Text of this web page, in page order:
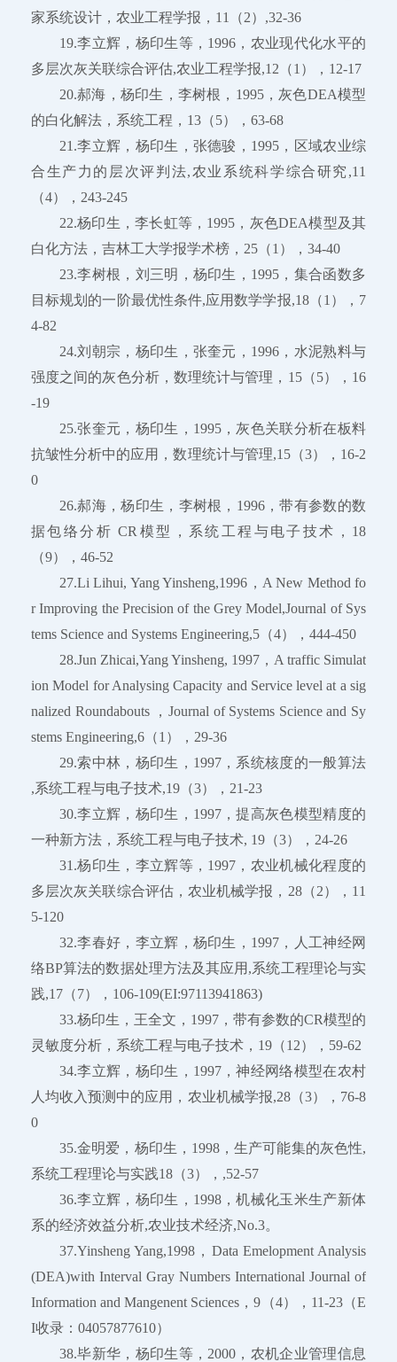
家系统设计，农业工程学报，11（2）,32-36
19.李立辉，杨印生等，1996，农业现代化水平的
多层次灰关联综合评估,农业工程学报,12（1），12-17
20.郝海，杨印生，李树根，1995，灰色DEA模型
的白化解法，系统工程，13（5），63-68
21.李立辉，杨印生，张德骏，1995，区域农业综
合生产力的层次评判法,农业系统科学综合研究,11
（4），243-245
22.杨印生，李长虹等，1995，灰色DEA模型及其
白化方法，吉林工大学报学术榜，25（1），34-40
23.李树根，刘三明，杨印生，1995，集合函数多
目标规划的一阶最优性条件,应用数学学报,18（1），7
4-82
24.刘朝宗，杨印生，张奎元，1996，水泥熟料与
强度之间的灰色分析，数理统计与管理，15（5），16
-19
25.张奎元，杨印生，1995，灰色关联分析在板料
抗皱性分析中的应用，数理统计与管理,15（3），16-2
0
26.郝海，杨印生，李树根，1996，带有参数的数
据包络分析 CR模型，系统工程与电子技术，18
（9），46-52
27.Li Lihui, Yang Yinsheng,1996，A New Method fo
r Improving the Precision of the Grey Model,Journal of Sys
tems Science and Systems Engineering,5（4），444-450
28.Jun Zhicai,Yang Yinsheng, 1997，A traffic Simulat
ion Model for Analysing Capacity and Service level at a sig
nalized Roundabouts ，Journal of Systems Science and Sy
stems Engineering,6（1），29-36
29.索中林，杨印生，1997，系统核度的一般算法
,系统工程与电子技术,19（3），21-23
30.李立辉，杨印生，1997，提高灰色模型精度的
一种新方法，系统工程与电子技术, 19（3），24-26
31.杨印生，李立辉等，1997，农业机械化程度的
多层次灰关联综合评估，农业机械学报，28（2），11
5-120
32.李春好，李立辉，杨印生，1997，人工神经网
络BP算法的数据处理方法及其应用,系统工程理论与实
践,17（7），106-109(EI:97113941863)
33.杨印生，王全文，1997，带有参数的CR模型的
灵敏度分析，系统工程与电子技术，19（12），59-62
34.李立辉，杨印生，1997，神经网络模型在农村
人均收入预测中的应用，农业机械学报,28（3），76-8
0
35.金明爱，杨印生，1998，生产可能集的灰色性,
系统工程理论与实践18（3），,52-57
36.李立辉，杨印生，1998，机械化玉米生产新体
系的经济效益分析,农业技术经济,No.3。
37.Yinsheng Yang,1998，Data Emelopment Analysis
(DEA)with Interval Gray Numbers International Journal of
Information and Mangenent Sciences，9（4），11-23（E
I收录：04057877610）
38.毕新华，杨印生等，2000，农机企业管理信息